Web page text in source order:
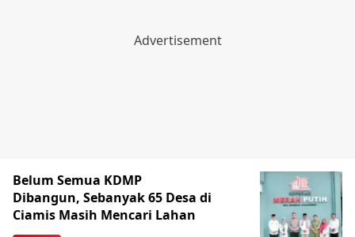
Belum Semua KDMP
Dibangun, Sebanyak 65 Desa di
Ciamis Masih Mencari Lahan